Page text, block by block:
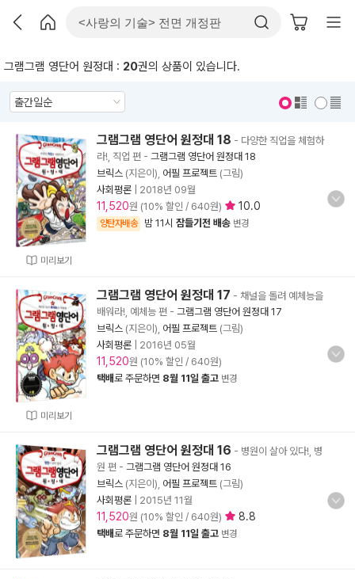
그램그램 영단어 원정대 : 20권의 상품이 있습니다.
미리보기
그램그램 영단어 원정대 18 - 다양한 직업을 체험하
라!, 직업 편 - 그램그램 영단어 원정대 18
브릭스 (지은이), 어필 프로젝트 (그림)
사회평론
2018년 09월
11,520원 (10% 할인 / 640원) 10.0
양탄자배송 밤 11시 잠들기전 배송 변경
미리보기
그램그램 영단어 원정대 17 - 채널을 돌려 예체능을
배워라!, 예체능 편 - 그램그램 영단어 원정대 17
브릭스 (지은이), 어필 프로젝트 (그림)
사회평론
2016년 05월
11,520원 (10% 할인 / 640원)
택배로 주문하면 8월 11일 출고 변경
그램그램 영단어 원정대 16 - 병원이 살아 있다!, 병
원 편 - 그램그램 영단어 원정대 16
브릭스 (지은이), 어필 프로젝트 (그림)
사회평론
2015년 11월
11,520원 (10% 할인 / 640원) 8.8
택배로 주문하면 8월 11일 출고 변경